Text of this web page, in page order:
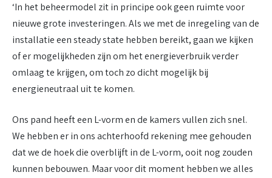
‘In het beheermodel zit in principe ook geen ruimte voor
nieuwe grote investeringen. Als we met de inregeling van de
installatie een steady state hebben bereikt, gaan we kijken
of er mogelijkheden zijn om het energieverbruik verder
omlaag te krijgen, om toch zo dicht mogelijk bij
energieneutraal uit te komen.
Ons pand heeft een L-vorm en de kamers vullen zich snel.
We hebben er in ons achterhoofd rekening mee gehouden
dat we de hoek die overblijft in de L-vorm, ooit nog zouden
kunnen bebouwen. Maar voor dit moment hebben we alles